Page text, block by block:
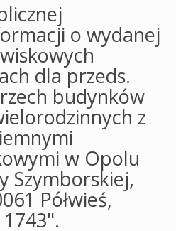
o wydanej
dla przeds.
budynków
z
w Opolu
Szymborskiej,
Półwieś,